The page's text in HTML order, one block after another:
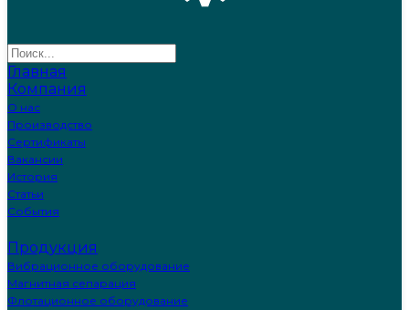
Главная
Компания
О нас
Производство
Сертификаты
Вакансии
История
Статьи
События
Продукция
Вибрационное оборудование
Магнитная сепарация
Флотационное оборудование